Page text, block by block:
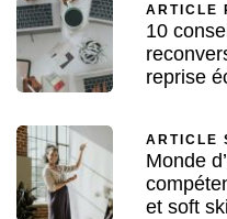
ARTICLE
10
reprise
ARTICLE
Monde
et soft